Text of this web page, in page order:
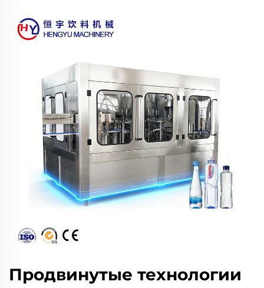
Продвинутые технологии